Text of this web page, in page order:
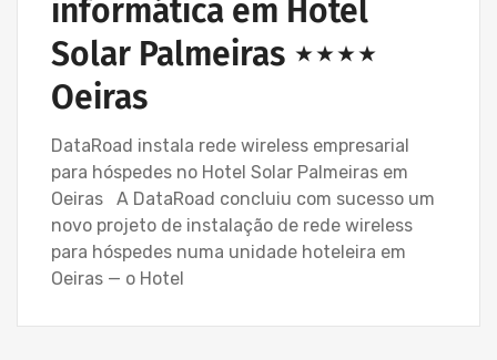
informática em Hotel
Solar Palmeiras ⋆⋆⋆⋆
Oeiras
DataRoad instala rede wireless empresarial
para hóspedes no Hotel Solar Palmeiras em
Oeiras A DataRoad concluiu com sucesso um
novo projeto de instalação de rede wireless
para hóspedes numa unidade hoteleira em
Oeiras — o Hotel